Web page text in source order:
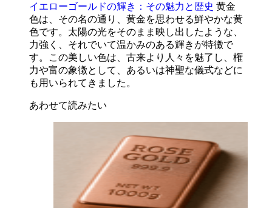
イエローゴールドの輝き：その魅力と歴史 黄金
色は、その名の通り、黄金を思わせる鮮やかな黄
色です。太陽の光をそのまま映し出したような、
力強く、それでいて温かみのある輝きが特徴で
す。この美しい色は、古来より人々を魅了し、権
力や富の象徴として、あるいは神聖な儀式などに
も用いられてきました。
あわせて読みたい